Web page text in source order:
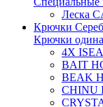
Леска
Крючки
Крючки
4X
BAIT
BEAK
CHINU